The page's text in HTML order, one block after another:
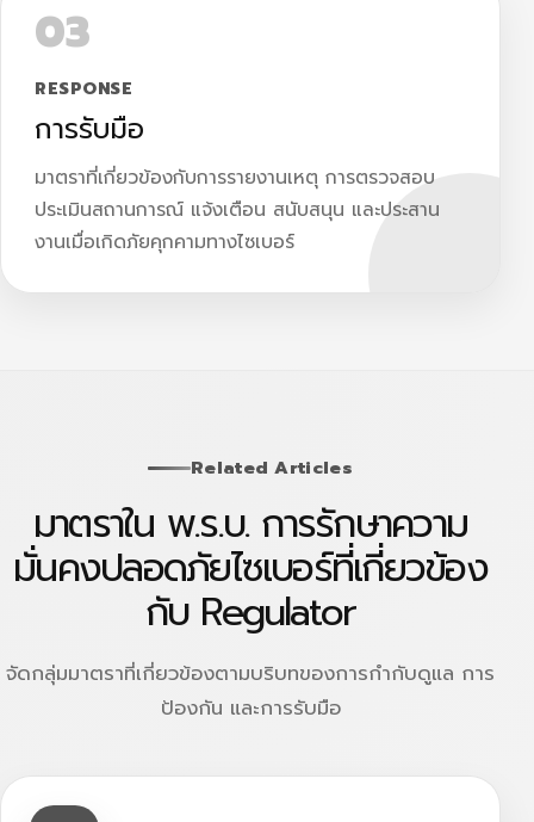
03
RESPONSE
การรับมือ
มาตราที่เกี่ยวข้องกับการรายงานเหตุ การตรวจสอบ
ประเมินสถานการณ์ แจ้งเตือน สนับสนุน และประสาน
งานเมื่อเกิดภัยคุกคามทางไซเบอร์
Related Articles
มาตราใน พ.ร.บ. การรักษาความ
มั่นคงปลอดภัยไซเบอร์ที่เกี่ยวข้อง
กับ Regulator
จัดกลุ่มมาตราที่เกี่ยวข้องตามบริบทของการกำกับดูแล การ
ป้องกัน และการรับมือ